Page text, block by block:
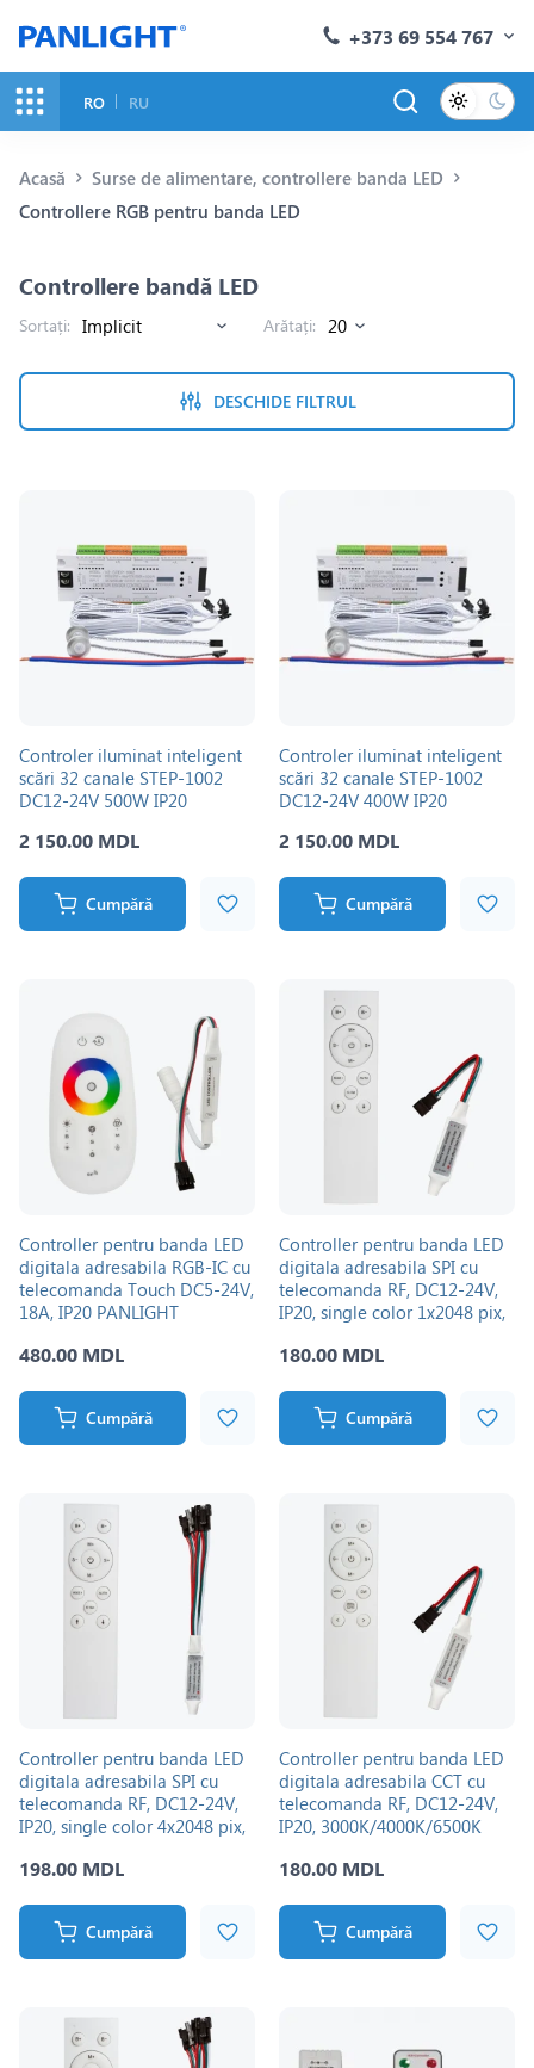
+373 69 554 767
RO RU
Acasă
Surse de alimentare, controllere banda LED
Controllere RGB pentru banda LED
Controllere bandă LED
Sortați: Arătați:
DESCHIDE FILTRUL
Controler iluminat inteligent
scări 32 canale STEP-1002
DC12-24V 500W IP20
2 150.00 MDL
Cumpără
Controler iluminat inteligent
scări 32 canale STEP-1002
DC12-24V 400W IP20
2 150.00 MDL
Cumpără
Controller pentru banda LED
digitala adresabila RGB-IC cu
telecomanda Touch DC5-24V,
18A, IP20 PANLIGHT
480.00 MDL
Cumpără
Controller pentru banda LED
digitala adresabila SPI cu
telecomanda RF, DC12-24V,
IP20, single color 1х2048 pix,
180.00 MDL
Cumpără
Controller pentru banda LED
digitala adresabila SPI cu
telecomanda RF, DC12-24V,
IP20, single color 4х2048 pix,
198.00 MDL
Cumpără
Controller pentru banda LED
digitala adresabila CCT cu
telecomanda RF, DC12-24V,
IP20, 3000K/4000K/6500K
PANLIGHT
180.00 MDL
Cumpără